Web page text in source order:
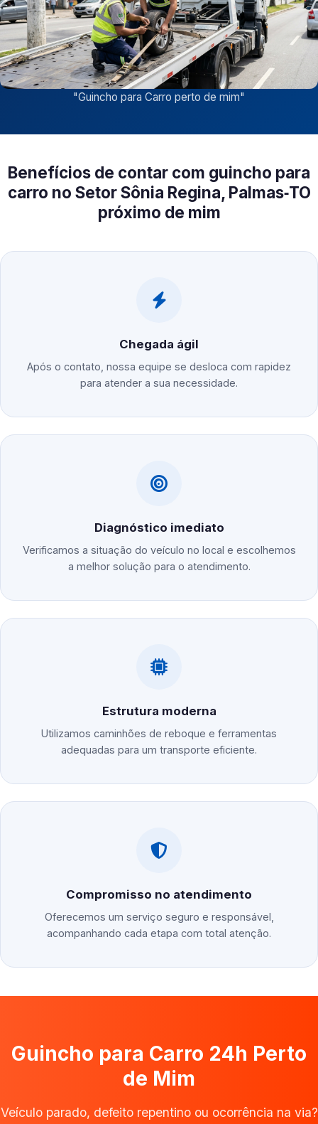
"Guincho para Carro perto de mim"
Benefícios de contar com guincho para
carro no Setor Sônia Regina, Palmas‑TO
próximo de mim
Chegada ágil
Após o contato, nossa equipe se desloca com rapidez
para atender a sua necessidade.
Diagnóstico imediato
Verificamos a situação do veículo no local e escolhemos
a melhor solução para o atendimento.
Estrutura moderna
Utilizamos caminhões de reboque e ferramentas
adequadas para um transporte eficiente.
Compromisso no atendimento
Oferecemos um serviço seguro e responsável,
acompanhando cada etapa com total atenção.
Guincho para Carro 24h Perto
de Mim
Veículo parado, defeito repentino ou ocorrência na via?